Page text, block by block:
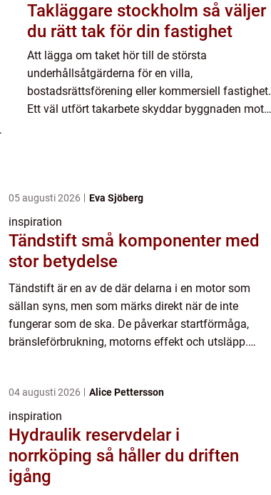
Takläggare stockholm så väljer
du rätt tak för din fastighet
Att lägga om taket hör till de största
underhållsåtgärderna för en villa,
bostadsrättsförening eller kommersiell fastighet.
Ett väl utfört takarbete skyddar byggnaden mot
05 augusti 2026 Eva Sjöberg
inspiration
Tändstift små komponenter med
stor betydelse
Tändstift är en av de där delarna i en motor som
sällan syns, men som märks direkt när de inte
fungerar som de ska. De påverkar startförmåga,
bränsleförbrukning, motorns effekt och utsläpp.
04 augusti 2026 Alice Pettersson
inspiration
Hydraulik reservdelar i
norrköping så håller du driften
igång